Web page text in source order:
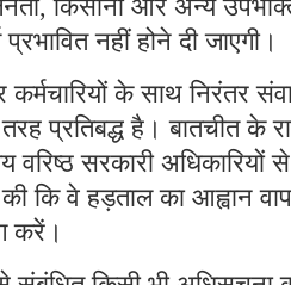
किसानों और अन्य
नहीं होने दी जाएगी।
कर्मचारियों के साथ निरंतर
प्रतिबद्ध है। बातचीत
वरिष्ठ सरकारी
कि वे हड़ताल का आह्वान
करें।